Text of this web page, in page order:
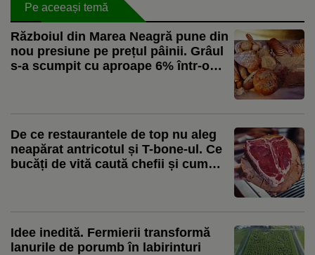
Pe aceeași temă
Războiul din Marea Neagră pune din
nou presiune pe prețul pâinii. Grâul
s-a scumpit cu aproape 6% într-o
De ce restaurantele de top nu aleg
neapărat antricotul și T-bone-ul. Ce
bucăți de vită caută chefii și cum
Idee inedită. Fermierii transformă
lanurile de porumb în labirinturi